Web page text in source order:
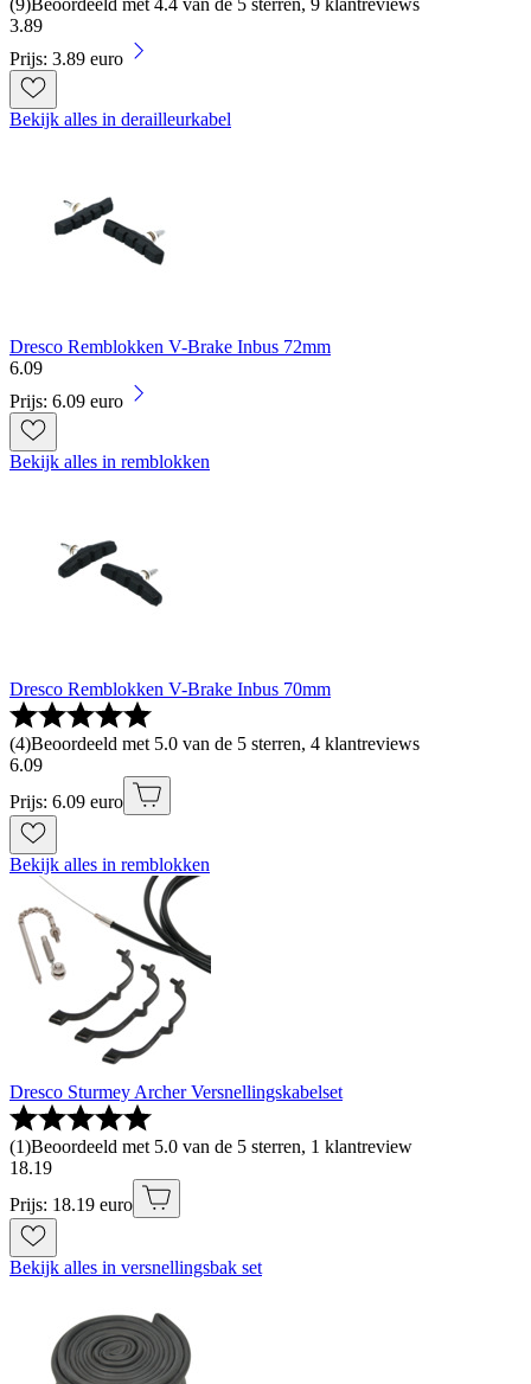
3.89
Prijs: 3.89 euro
Bekijk alles in derailleurkabel
Dresco Remblokken V-Brake Inbus 72mm
6.09
Prijs: 6.09 euro
Bekijk alles in remblokken
Dresco Remblokken V-Brake Inbus 70mm
(4)Beoordeeld met 5.0 van de 5 sterren, 4 klantreviews
6.09
Prijs: 6.09 euro
Bekijk alles in remblokken
Dresco Sturmey Archer Versnellingskabelset
(1)Beoordeeld met 5.0 van de 5 sterren, 1 klantreview
18.19
Prijs: 18.19 euro
Bekijk alles in versnellingsbak set